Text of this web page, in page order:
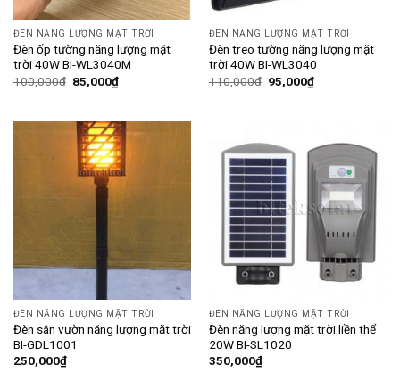
ĐÈN NĂNG LƯỢNG MẶT TRỜI
Đèn ốp tường năng lượng mặt
trời 40W BI-WL3040M
100,000₫ 85,000₫
ĐÈN NĂNG LƯỢNG MẶT TRỜI
Đèn treo tường năng lượng mặt
trời 40W BI-WL3040
110,000₫ 95,000₫
ĐÈN NĂNG LƯỢNG MẶT TRỜI
Đèn sân vườn năng lượng mặt trời
BI-GDL1001
250,000₫
ĐÈN NĂNG LƯỢNG MẶT TRỜI
Đèn năng lượng mặt trời liền thể
20W BI-SL1020
350,000₫